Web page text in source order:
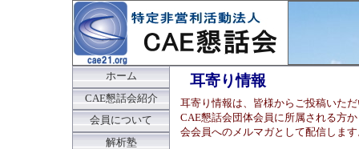
ホーム
CAE懇話会紹介
会員について
解析塾
耳寄り情報
耳寄り情報は、皆様からご投稿いた
CAE懇話会団体会員に所属される方
会会員へのメルマガとして配信しま